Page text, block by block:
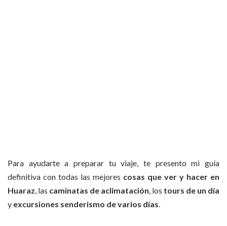
Para ayudarte a preparar tu viaje, te presento mi guía
definitiva con todas las mejores cosas que ver y hacer en
Huaraz, las caminatas de aclimatación, los tours de un día
y excursiones senderismo de varios días.